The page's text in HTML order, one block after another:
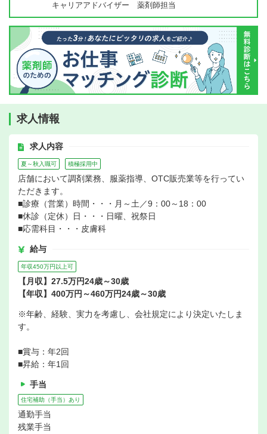
キャリアアドバイザー 薬剤師担当
求人情報
求人内容
夏～秋入職可 積極採用中
店舗において調剤業務、服薬指導、OTC販売業等を行ってい
ただきます。
■診療（営業）時間・・・月～土／9：00～18：00
■休診（定休）日・・・日曜、祝祭日
■応需科目・・・皮膚科
給与
年収450万円以上可
【月収】27.5万円24歳～30歳
【年収】400万円～460万円24歳～30歳
※年齢、経験、実力を考慮し、会社規定により決定いたしま
す。
■賞与：年2回
■昇給：年1回
手当
住宅補助（手当）あり
通勤手当
残業手当